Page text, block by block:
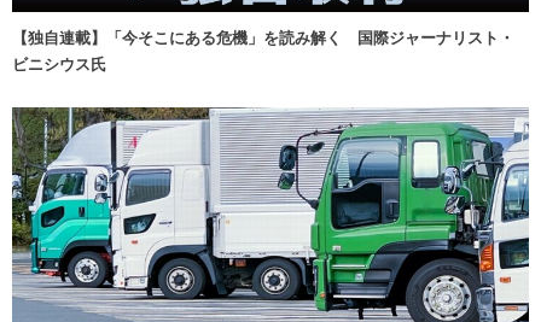
【独自連載】「今そこにある危機」を読み解く 国際ジャーナリスト・
ビニシウス氏